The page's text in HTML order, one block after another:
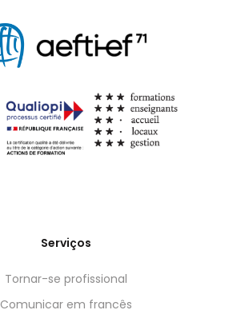
Serviços
Tornar-se profissional
Comunicar em francês